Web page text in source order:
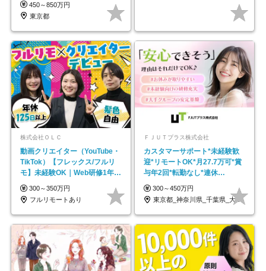
450～850万円
東京都
株式会社ＯＬＣ
動画クリエイター（YouTube・
TikTok）【フレックス/フルリ
モ】未経験OK｜Web研修1年間
｜副業OK
300～350万円
フルリモートあり
ＦＪＵＴプラス株式会社
カスタマーサポート*未経験歓
迎*リモートOK*月27.7万可*賞
与年2回*転勤なし*連休
OK/ZE010232
300～450万円
東京都_神奈川県_千葉県_大阪府_愛知県…